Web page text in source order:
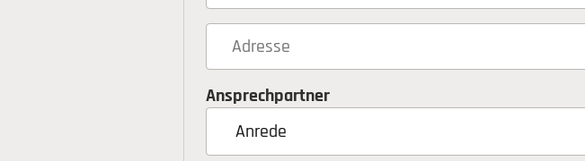
Ansprechpartner